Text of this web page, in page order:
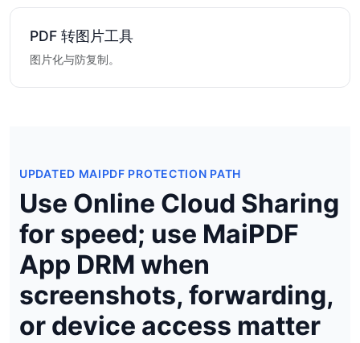
PDF 转图片工具
图片化与防复制。
UPDATED MAIPDF PROTECTION PATH
Use Online Cloud Sharing
for speed; use MaiPDF
App DRM when
screenshots, forwarding,
or device access matter